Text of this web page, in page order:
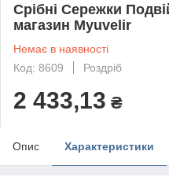
Срібні Сережки
магазин Myuvelir
Немає в наявності
Код: 8609
Роздріб
2 433,13 ₴
Опис Характеристики